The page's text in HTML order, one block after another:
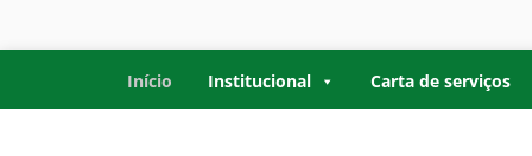
GOVERNO DO
Início Institucional Carta de serviços